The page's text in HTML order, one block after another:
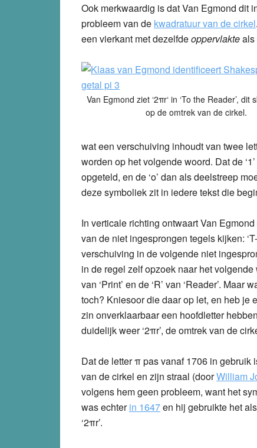
Ook merkwaardig is dat Van Egmond dit
probleem van de kwadratuur van de cirkel
een vierkant met dezelfdeoppervlakteals
Van Egmond ziet ‘2πr‘ in ‘To the Reader’, dit
op de omtrek van de cirkel.
wat een verschuiving inhoudt van twee
worden op het volgende woord. Dat de ‘1’
opgeteld, en de ‘o’ dan als deelstreep
deze symboliek zit in iedere tekst die
In verticale richting ontwaart Van Egmond
van de niet ingesprongen tegels kijken:
verschuiving in de volgende niet
in de regel zelf opzoek naar het volgende
van ‘Print’ en de ‘R’ van ‘Reader’.
toch? Kniesoor die daar op let, en heb je
zin onverklaarbaar een hoofdletter
duidelijk weer ‘2πr’, de omtrek van de
Dat de letterπ pas vanaf 1706 in gebruik
van de cirkel en zijn straal (doorWilliam
volgens hem geen probleem, want het
was echterin 1647en hij gebruikte het
‘2πr’.